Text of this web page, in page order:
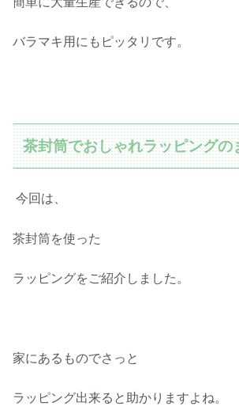
バラマキ用にもピッタリです。
茶封筒でおしゃれラッピングの
今回は、
茶封筒を使った
ラッピングをご紹介しました。
家にあるものでさっと
ラッピング出来ると助かりますよね。